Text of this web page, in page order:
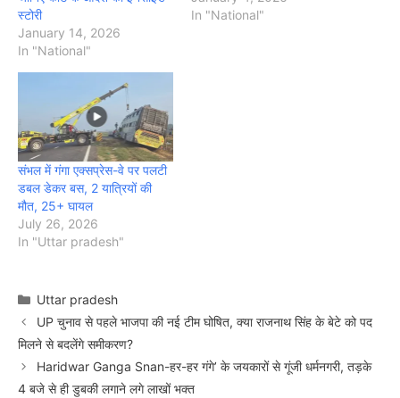
स्टोरी
January 14, 2026
In "National"
In "National"
संभल में गंगा एक्सप्रेस-वे पर पलटी
डबल डेकर बस, 2 यात्रियों की
मौत, 25+ घायल
July 26, 2026
In "Uttar pradesh"
Categories
Uttar pradesh
UP चुनाव से पहले भाजपा की नई टीम घोषित, क्या राजनाथ सिंह के बेटे को पद
मिलने से बदलेंगे समीकरण?
Haridwar Ganga Snan-हर-हर गंगे’ के जयकारों से गूंजी धर्मनगरी, तड़के
4 बजे से ही डुबकी लगाने लगे लाखों भक्त